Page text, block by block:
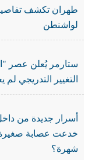
طهران تكشف
لواشنطن
ستارمر يُعلن عصر
التغيير التدريجي لم
أسرار جديدة من
خدعت عصابة صغيرة
شهرة؟